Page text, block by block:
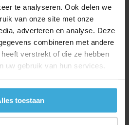
te analyseren. Ook delen we
van onze site met onze
adverteren en analyse. Deze
combineren met andere
verstrekt of die ze hebben
uw gebruik van hun services.
toestaan
2000 mm)
lengtetolerantie
BTW